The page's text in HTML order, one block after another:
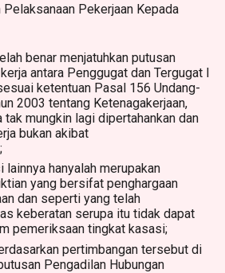
Pelaksanaan Pekerjaan Kepada
benar menjatuhkan putusan
antara Penggugat dan Tergugat I
ketentuan Pasal 156 Undang-
2003 tentang Ketenagakerjaan,
tak mungkin lagi dipertahankan dan
bukan akibat
lainnya hanyalah merupakan
yang bersifat penghargaan
dan seperti yang telah
keberatan serupa itu tidak dapat
pemeriksaan tingkat kasasi;
pertimbangan tersebut di
Pengadilan Hubungan